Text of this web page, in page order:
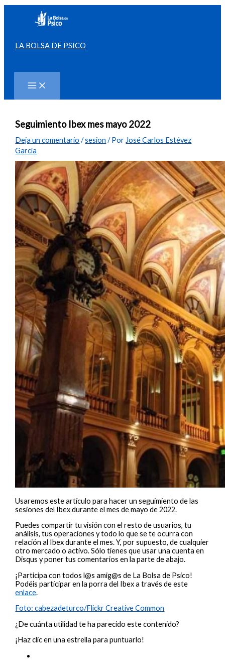
contenido
LA BOLSA DE PSICO
Seguimiento Ibex mes mayo 2022
Deja un comentario /sesion / Por José Carlos Estévez
García
Usaremos este artículo para hacer un seguimiento de las
sesiones del Ibex durante el mes de mayo de 2022.
Puedes compartir tu visión con el resto de usuarios, tu
análisis, tus operaciones y todo lo que se te ocurra con
relación al Ibex durante el mes. Y, por supuesto, de cualquier
otro mercado o activo. Sólo tienes que usar una cuenta en
Disqus y poner tus comentarios en la parte de abajo.
¡Participa con todos l@s amig@s de La Bolsa de Psico!
Podéis participar en la porra del Ibex a través de este
enlace.
Foto: cabezadeturco/Flickr Creative Common
¿De cuánta utilidad te ha parecido este contenido?
¡Haz clic en una estrella para puntuarlo!